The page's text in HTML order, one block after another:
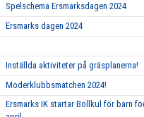
Spelschema Ersmarksdagen 2024
Ersmarks dagen 2024
Inställda aktiviteter på gräsplanerna!
Moderklubbsmatchen 2024!
Ersmarks IK startar Bollkul för barn